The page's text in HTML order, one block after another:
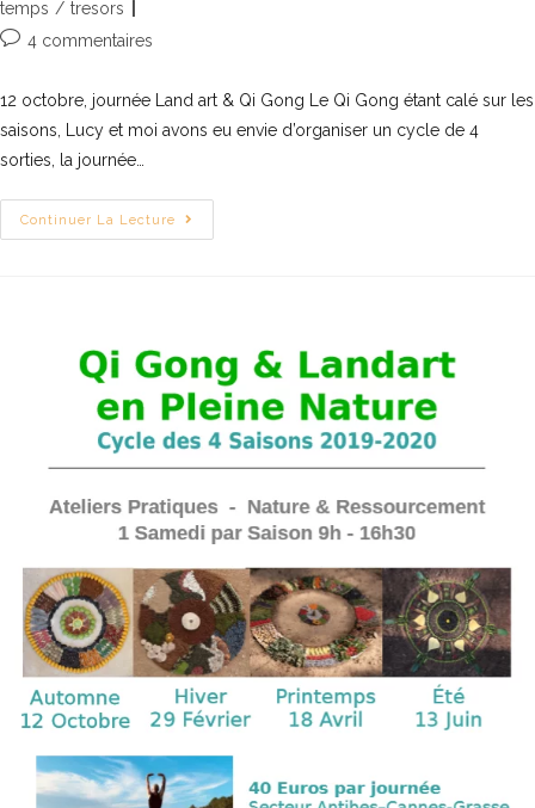
temps / tresors
4 commentaires
12 octobre, journée Land art & Qi Gong Le Qi Gong étant calé sur les
saisons, Lucy et moi avons eu envie d’organiser un cycle de 4
sorties, la journée…
Continuer La Lecture